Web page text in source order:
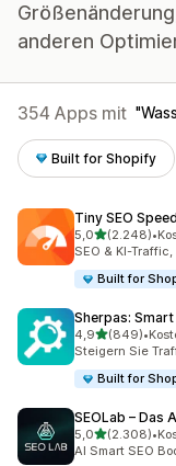
anderen
354 Apps mit
Built for Shopify
Tiny SEO
5,0von 5 Sternen
(2.248)
2248 •
SEO & KI-
Built for
Sherpas: Smart
4,9von 5 Sternen
(849)
849 •
Steigern Sie
Built for
SEOLab – Das
5,0von 5 Sternen
(2.308)
2308 •
AI Smart SEO